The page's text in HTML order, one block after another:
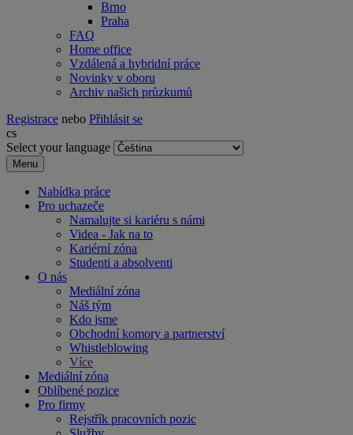
Brno
Praha
FAQ
Home office
Vzdálená a hybridní práce
Novinky v oboru
Archiv našich průzkumů
Registrace nebo Přihlásit se
cs
Select your language
Menu
Nabídka práce
Pro uchazeče
Namalujte si kariéru s námi
Videa - Jak na to
Kariérní zóna
Studenti a absolventi
O nás
Mediální zóna
Náš tým
Kdo jsme
Obchodní komory a partnerství
Whistleblowing
Více
Mediální zóna
Oblíbené pozice
Pro firmy
Rejstřík pracovních pozic